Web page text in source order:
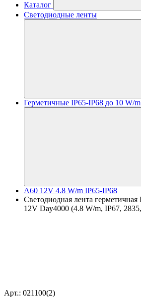
Каталог
Светодиодные ленты
Герметичные IP65-IP68 до 10 W/m
A60 12V 4.8 W/m IP65-IP68
Светодиодная лента
12V Day4000 (4.8 W/m, IP67,
Арт.: 021100(2)